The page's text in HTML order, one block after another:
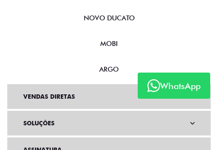
WhatsApp
NOVO DUCATO
MOBI
ARGO
VENDAS DIRETAS
SOLUÇÕES